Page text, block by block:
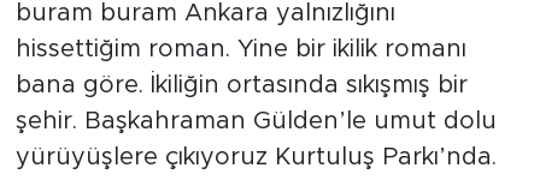
buram buram Ankara yalnızlığını
hissettiğim roman. Yine bir ikilik romanı
bana göre. İkiliğin ortasında sıkışmış bir
şehir. Başkahraman Gülden’le umut dolu
yürüyüşlere çıkıyoruz Kurtuluş Parkı’nda.